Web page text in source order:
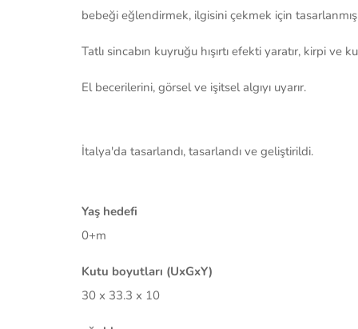
bebeği eğlendirmek, ilgisini çekmek için
Tatlı sincabın kuyruğu hışırtı efekti yaratır, kirpi ve
El becerilerini, görsel ve işitsel algıyı uyarır.
İtalya'da tasarlandı, tasarlandı ve geliştirildi.
Yaş hedefi
0+m
Kutu boyutları (UxGxY)
30 x 33.3 x 10